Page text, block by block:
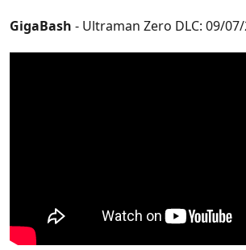
GigaBash - Ultraman Zero DLC: 09/